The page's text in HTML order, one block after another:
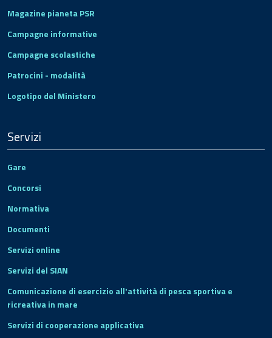
Magazine pianeta PSR
Campagne informative
Campagne scolastiche
Patrocini - modalità
Logotipo del Ministero
Servizi
Gare
Concorsi
Normativa
Documenti
Servizi online
Servizi del SIAN
Comunicazione di esercizio all'attività di pesca sportiva e
ricreativa in mare
Servizi di cooperazione applicativa